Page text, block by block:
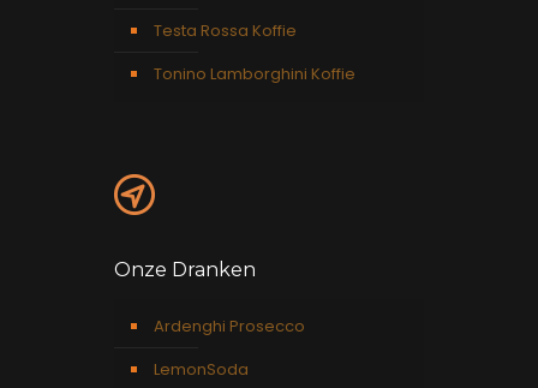
Testa Rossa Koffie
Tonino Lamborghini Koffie
Onze Dranken
Ardenghi Prosecco
LemonSoda